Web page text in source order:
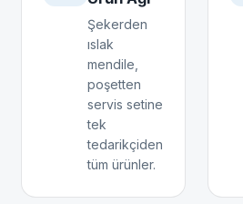
Şekerden
ıslak
mendile,
poşetten
servis setine
tek
tedarikçiden
tüm ürünler.